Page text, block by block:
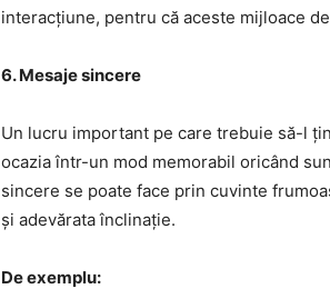
interacțiune, pentru că aceste mijloace
6. Mesaje sincere
Un lucru important pe care trebuie să-l
ocazia într-un mod memorabil oricând
sincere se poate face prin cuvinte
și adevărata înclinație.
De exemplu: